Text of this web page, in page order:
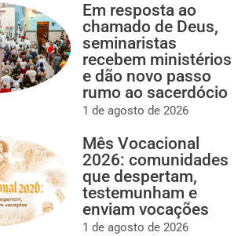
Em resposta ao
chamado de Deus,
seminaristas
recebem ministérios
e dão novo passo
rumo ao sacerdócio
1 de agosto de 2026
Mês Vocacional
2026: comunidades
que despertam,
testemunham e
enviam vocações
1 de agosto de 2026